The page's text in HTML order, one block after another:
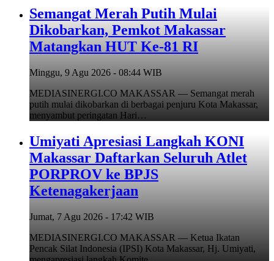
Semangat Merah Putih Mulai
Dikobarkan, Pemkot Makassar
Matangkan HUT Ke-81 RI
Minggu, 9 Agu 2026 - 08:44 WIB
MEDIASINERGI.CO MAKASSAR — Semangat merah
putih mulai dikobarkan di berbagai penjuru Kota Makassar,
menyambut peringatan Hari…
Umiyati Apresiasi Langkah KONI
Makassar Daftarkan Seluruh Atlet
PORPROV ke BPJS
Ketenagakerjaan
Jumat, 7 Agu 2026 - 17:42 WIB
MEDIASINERGI.CO MAKASSAR — Ketua Ikatan
Pencak Silat Indonesia (IPSI) Kota Makassar, Hj. Umiyati,